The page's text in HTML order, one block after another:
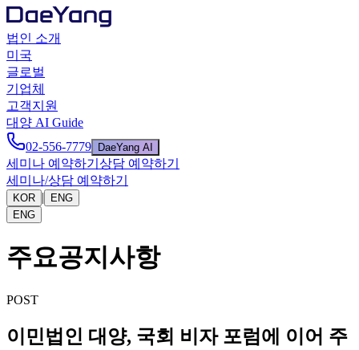
법인 소개
미국
글로벌
기업체
고객지원
대양 AI Guide
02-556-7779
DaeYang AI
세미나 예약하기 상담 예약하기
세미나/상담 예약하기
KOR |
ENG
ENG
주요공지사항
POST
이민법인 대양, 국회 비자 포럼에 이어 주